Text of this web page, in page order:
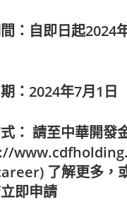
：自即日起2024
：2024年7月1日
： 請至中華開發
了解更多，
即申請